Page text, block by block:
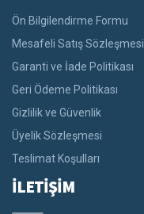
Ön Bilgilendirme Formu
Mesafeli Satış Sözleşmesi
Garanti ve İade Politikası
Geri Ödeme Politikası
Gizlilik ve Güvenlik
Üyelik Sözleşmesi
Teslimat Koşulları
İLETİŞİM